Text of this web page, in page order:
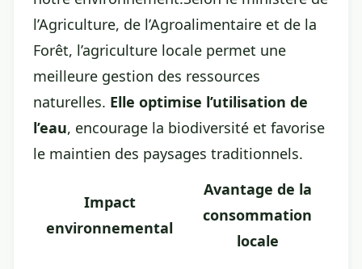
l’Agriculture, de l’Agroalimentaire et de la
Forêt, l’agriculture locale permet une
meilleure gestion des ressources
naturelles. Elle optimise l’utilisation de
l’eau, encourage la biodiversité et favorise
le maintien des paysages traditionnels.
Impact
environnemental
Avantage de la
consommation
locale